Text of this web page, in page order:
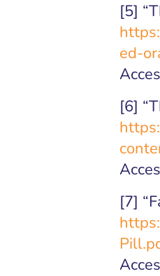
[5]
ed-
[6]
[7]